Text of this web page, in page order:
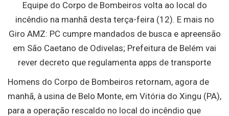
Equipe do Corpo de Bombeiros volta ao local do
incêndio na manhã desta terça-feira (12). E mais no
Giro AMZ: PC cumpre mandados de busca e apreensão
em São Caetano de Odivelas; Prefeitura de Belém vai
rever decreto que regulamenta apps de transporte
Homens do Corpo de Bombeiros retornam, agora de
manhã, à usina de Belo Monte, em Vitória do Xingu (PA),
para a operação rescaldo no local do incêndio que